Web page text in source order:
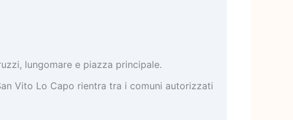
lungomare e piazza principale.
Vito Lo Capo rientra tra i comuni autorizzati